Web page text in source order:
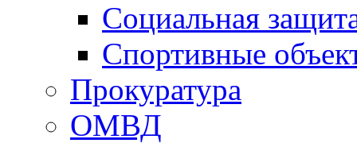
Социальная
Спортивные
Прокуратура
ОМВД